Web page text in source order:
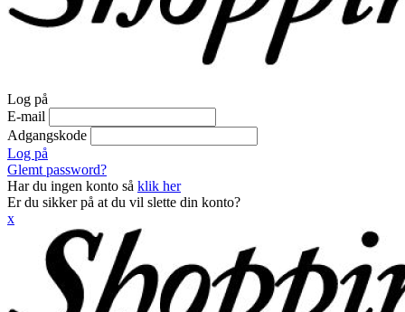
Log på
E-mail
Adgangskode
Log på
Glemt password?
Har du ingen konto så klik her
Er du sikker på at du vil slette din konto?
x